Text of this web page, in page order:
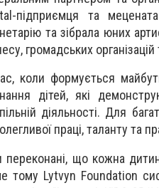
підприємця та
та зібрала юних
громадських організацій
коли формується
дітей, які
діяльності. Для
праці, таланту та
переконані, що кожна
тому Lytvyn Foundation